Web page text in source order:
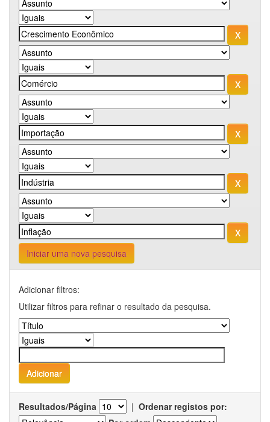
Iniciar uma nova pesquisa
Adicionar filtros:
Utilizar filtros para refinar o resultado da pesquisa.
Resultados/Página | Ordenar registos por: